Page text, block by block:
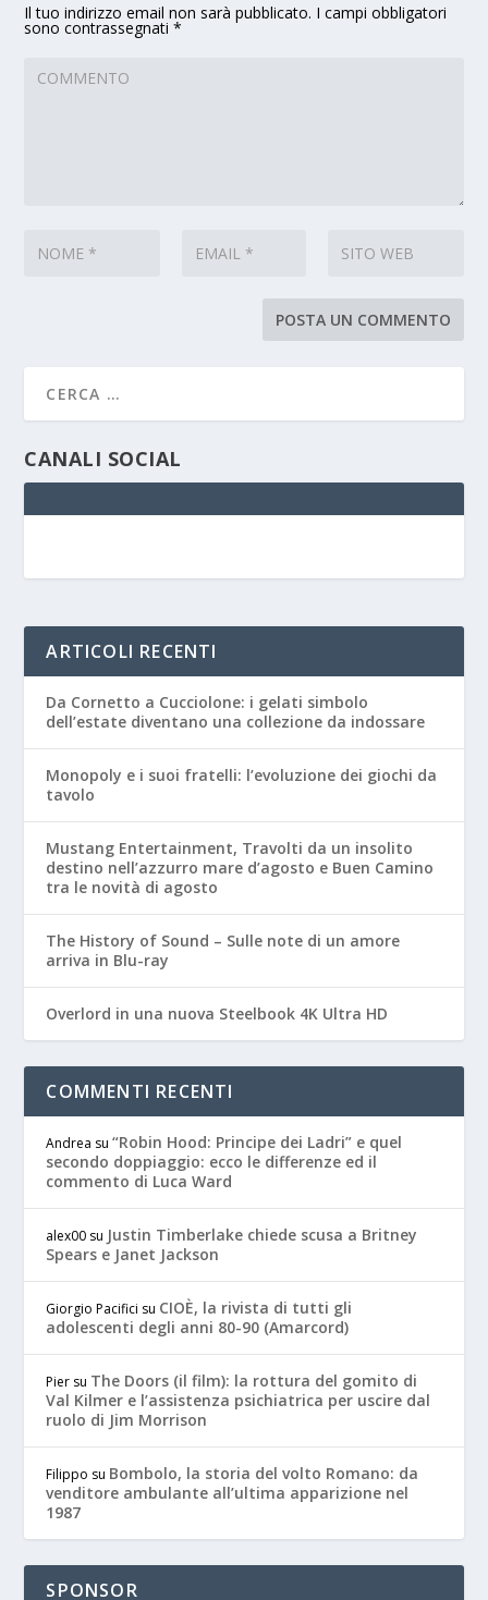
Il tuo indirizzo email non sarà pubblicato. I campi obbligatori
sono contrassegnati*
CANALI SOCIAL
ARTICOLI RECENTI
Da Cornetto a Cucciolone: i gelati simbolo
dell’estate diventano una collezione da indossare
Monopoly e i suoi fratelli: l’evoluzione dei giochi da
tavolo
Mustang Entertainment, Travolti da un insolito
destino nell’azzurro mare d’agosto e Buen Camino
tra le novità di agosto
The History of Sound – Sulle note di un amore
arriva in Blu-ray
Overlord in una nuova Steelbook 4K Ultra HD
COMMENTI RECENTI
Andrea su“Robin Hood: Principe dei Ladri” e quel
secondo doppiaggio: ecco le differenze ed il
commento di Luca Ward
alex00 su Justin Timberlake chiede scusa a Britney
Spears e Janet Jackson
Giorgio Pacifici su CIOÈ, la rivista di tutti gli
adolescenti degli anni 80-90 (Amarcord)
Pier su The Doors (il film): la rottura del gomito di
Val Kilmer e l’assistenza psichiatrica per uscire dal
ruolo di Jim Morrison
Filippo su Bombolo, la storia del volto Romano: da
venditore ambulante all’ultima apparizione nel
1987
SPONSOR